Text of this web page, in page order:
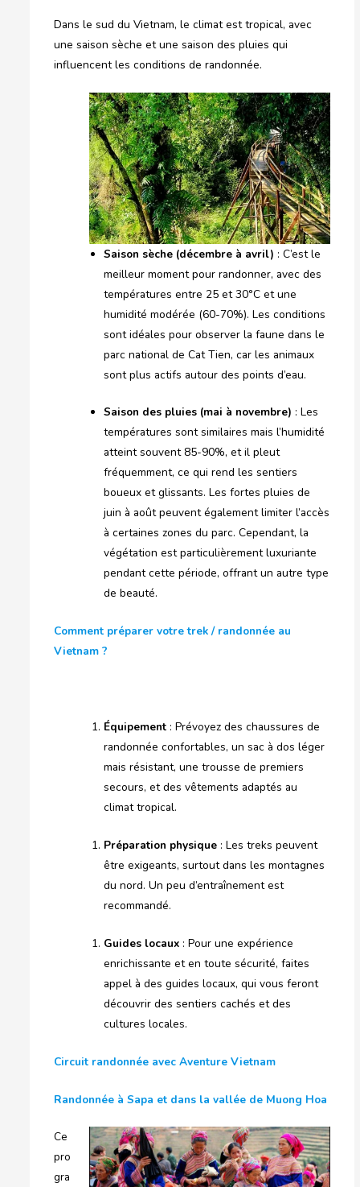
Dans le sud du Vietnam, le climat est tropical, avec
une saison sèche et une saison des pluies qui
influencent les conditions de randonnée.
Saison sèche (décembre à avril) : C’est le
meilleur moment pour randonner, avec des
températures entre 25 et 30°C et une
humidité modérée (60-70%). Les conditions
sont idéales pour observer la faune dans le
parc national de Cat Tien, car les animaux
sont plus actifs autour des points d’eau.
Saison des pluies (mai à novembre) : Les
températures sont similaires mais l’humidité
atteint souvent 85-90%, et il pleut
fréquemment, ce qui rend les sentiers
boueux et glissants. Les fortes pluies de
juin à août peuvent également limiter l’accès
à certaines zones du parc. Cependant, la
végétation est particulièrement luxuriante
pendant cette période, offrant un autre type
de beauté.
Comment préparer votre trek / randonnée au
Vietnam ?
Équipement: Prévoyez des chaussures de
randonnée confortables, un sac à dos léger
mais résistant, une trousse de premiers
secours, et des vêtements adaptés au
climat tropical.
Préparation physique: Les treks peuvent
être exigeants, surtout dans les montagnes
du nord. Un peu d’entraînement est
recommandé.
Guides locaux: Pour une expérience
enrichissante et en toute sécurité, faites
appel à des guides locaux, qui vous feront
découvrir des sentiers cachés et des
cultures locales.
Circuit randonnée avec Aventure Vietnam
Randonnée à Sapa et dans la vallée de Muong Hoa
Ce
pro
gra